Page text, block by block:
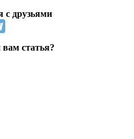
с друзьями
статья?